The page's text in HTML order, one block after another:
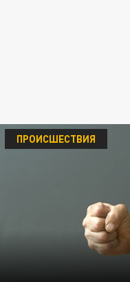
ПРОИСШЕСТВИЯ